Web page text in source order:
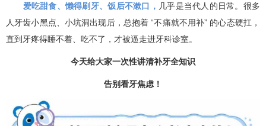
爱吃甜食、懒得刷牙、饭后不漱口， 几乎是当代人的日常。很多
人牙齿小黑点、小坑洞出现后，总抱着 “不痛就不用补” 的心态硬扛，
直到牙疼得睡不着、吃不了，才被逼走进牙科诊室。
今天给大家一次性讲清补牙全知识
告别看牙焦虑！